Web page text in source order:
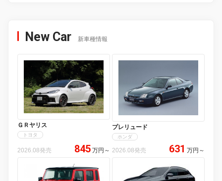
New Car 新車種情報
ＧＲヤリス
トヨタ
2026.08発売 845 万円 ～
プレリュード
ホンダ
2026.08発売 631 万円 ～